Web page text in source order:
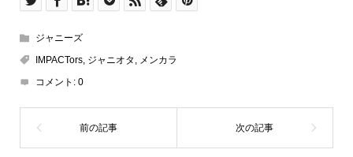
ジャニーズ
IMPACTors, ジャニオタ , メンカラ
コメント: 0